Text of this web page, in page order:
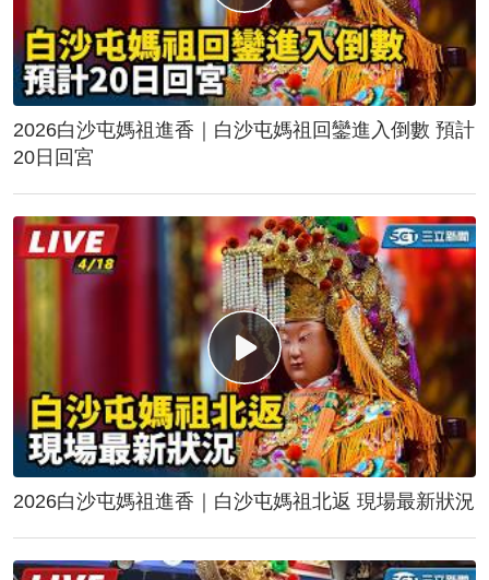
2026白沙屯媽祖進香｜白沙屯媽祖回鑾進入倒數 預計
20日回宮
2026白沙屯媽祖進香｜白沙屯媽祖北返 現場最新狀況